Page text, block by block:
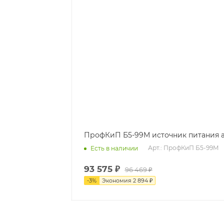
ПрофКиП Б5-99М источник питания
Есть в наличии Арт.: ПрофКиП Б5-99М
93 575₽ 96 469₽
-3% Экономия 2 894₽